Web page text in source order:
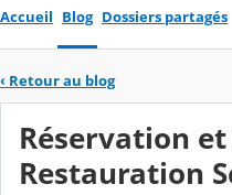
Accueil Blog Dossiers partagés
‹ Retour au blog
Réservation
Restauration